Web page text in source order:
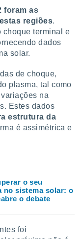
foram as
regiões.
choque terminal e
dados
solar.
de choque,
plasma, tal como
na
Estes dados
estrutura da
é assimétrica e
o seu
no sistema solar: o
o debate
foi